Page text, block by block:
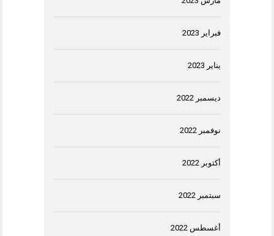
فبراير 2023
يناير 2023
ديسمبر 2022
نوفمبر 2022
أكتوبر 2022
سبتمبر 2022
أغسطس 2022